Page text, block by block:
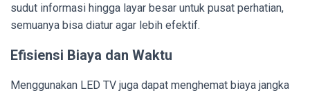
sudut informasi hingga layar besar untuk pusat perhatian,
semuanya bisa diatur agar lebih efektif.
Efisiensi Biaya dan Waktu
Menggunakan LED TV juga dapat menghemat biaya jangka